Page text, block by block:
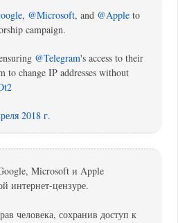
, @Microsoft, and @Apple to
campaign.
@Telegram's access to their
to change IP addresses without
2018 г.
Microsoft и Apple
интернет-цензуре.
человека, сохранив доступ к